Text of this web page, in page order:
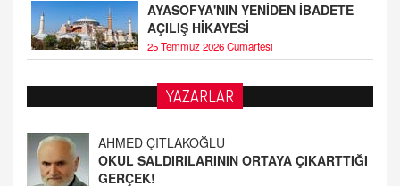
AYASOFYA'NIN YENİDEN İBADETE
AÇILIŞ HİKAYESİ
25 Temmuz 2026 Cumartesi
YAZARLAR
OKUL SALDIRILARININ ORTAYA ÇIKARTTIĞI
GERÇEK!
21.4.2026 21:50